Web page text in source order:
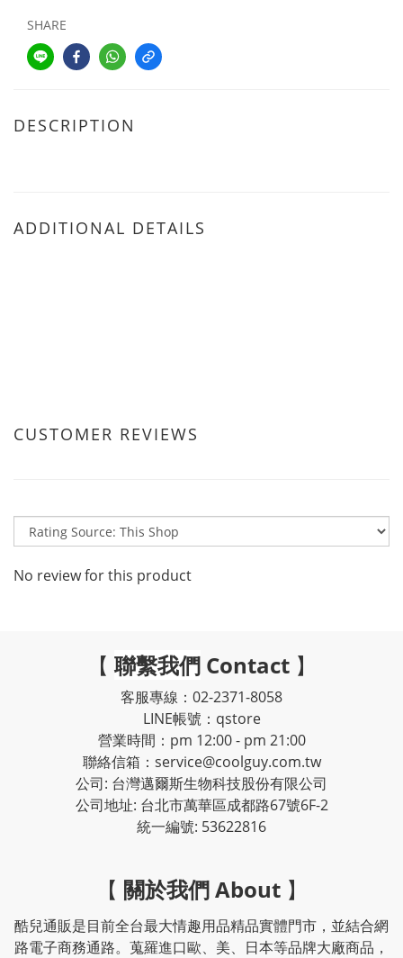
SHARE
DESCRIPTION
ADDITIONAL DETAILS
CUSTOMER REVIEWS
No review for this product
【 聯繫我們 Contact 】
客服專線：02-2371-8058
LINE帳號：qstore
營業時間：pm 12:00 - pm 21:00
聯絡信箱：service@coolguy.com.tw
公司: 台灣邁爾斯生物科技股份有限公司
公司地址: 台北市萬華區成都路67號6F-2
統一編號: 53622816
【 關於我們 About 】
酷兒通販是目前全台最大情趣用品精品實體門市，並結合網
路電子商務通路。蒐羅進口歐、美、日本等品牌大廠商品，